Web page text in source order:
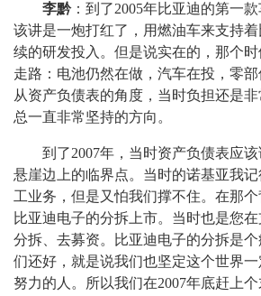
李黔：到了2005年比亚迪的第一
该讲是一炮打红了，用燃油车来支持
续的研发投入。但是说实在的，那个
走路：电池仍然在做，汽车在投，零部
从资产负债表的角度，当时负担还是
总一直非常坚持的方向。
到了2007年，当时资产负债表应
悬崖边上的临界点。当时的诺基亚我
工业务，但是又怕我们撑不住。在那
比亚迪电子的分拆上市。当时也是您
分拆、去募资。比亚迪电子的分拆是
们还好，就是说我们也坚定这个世界一
努力的人。所以我们在2007年底赶上